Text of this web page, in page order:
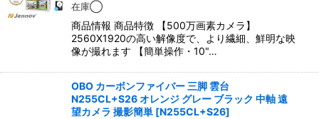
在庫◯
商品情報 商品特徴 【500万画素カメラ】
2560X1920の高い解像度で、より繊細、鮮明な映
像が撮れます 【簡単操作・10"…
OBO カーボンファイバー 三脚 雲台
N255CL+S26 オレンジ グレー ブラック 中軸 遠
望カメラ 撮影簡単 [N255CL+S26]